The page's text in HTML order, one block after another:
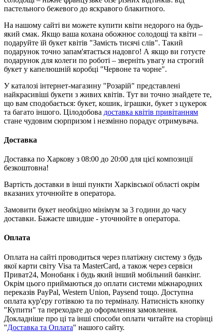
пастельного бежевого до яскравого блакитного.
На нашому сайті ви можете купити квіти недорого на будь-
який смак. Якщо ваша кохана обожнює солодощі та квіти –
подаруйте їй букет квітів "Замість тисячі слів". Такий
подарунок точно запам'ятається надовго! А якщо ви готуєте
подарунок для колеги по роботі – зверніть увагу на строгий
букет у капелюшній коробці "Червоне та чорне".
У каталозі інтернет-магазину "Розарій" представлені
найкрасивіші букети з живих квітів. Тут ви точно знайдете те,
що вам сподобається: букет, кошик, іграшки, букет з цукерок
та багато іншого. Цілодобова доставка квітів привітанням
стане чудовим сюрпризом і незмінно порадує отримувача.
Доставка
Доставка по Харкову з 08:00 до 20:00 для цієї композиції
безкоштовна!
Вартість доставки в інші пункти Харківської області окрім
вказаних уточнюйте в оператора.
Замовити букет необхідно мінімум за 3 години до часу
доставки. Бажаєте швидше - уточнюйте в оператора.
Оплата
Оплата на сайті проводиться через платіжну систему з будь
якої карти світу Visa та MasterCard, а також через сервіси
Приват24, Монобанк і будь який інший мобільний банкінг.
Окрім цього приймаються до оплати системи міжнародних
переказів PayPal, Western Union, Paysend тощо. Доступна
оплата кур'єру готівкою та по терміналу. Натисність кнопку
"Купити" та переходьте до оформлення замовлення.
Докладніше про ці та інші способи оплати читайте на сторінці
"Доставка та Оплата" нашого сайту.